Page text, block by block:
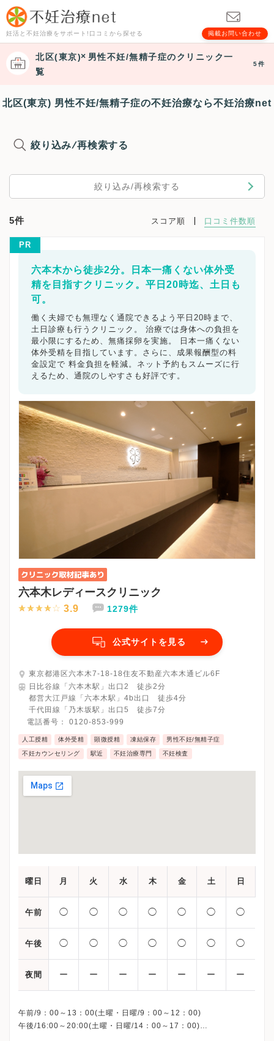
妊活と不妊治療をサポート!口コミから探せる 掲載お問い合わせ
北区(東京) 男性不妊/無精子症のクリニック一
覧
5件
北区(東京) 男性不妊/無精子症の不妊治療なら不妊治療net
絞り込み/再検索する
絞り込み/再検索する
5件 スコア順 口コミ件数順
PR
六本木から徒歩2分。日本一痛くない体外受
精を目指すクリニック。平日20時迄、土日も
可。
働く夫婦でも無理なく通院できるよう平日20時まで、
土日診療も行うクリニック。 治療では身体への負担を
最小限にするため、無痛採卵を実施。 日本一痛くない
体外受精を目指しています。さらに、成果報酬型の料
金設定で 料金負担を軽減。ネット予約もスムーズに行
えるため、通院のしやすさも好評です。
六本木レディースクリニック
3.9 1279件
公式サイトを見る
東京都港区六本木7-18-18住友不動産六本木通ビル6F
日比谷線「六本木駅」出口2 徒歩2分
都営大江戸線「六本木駅」4b出口 徒歩4分
千代田線「乃木坂駅」出口5 徒歩7分
電話番号： 0120-853-999
人工授精 体外受精 顕微授精 凍結保存 男性不妊/無精子症
不妊カウンセリング 駅近 不妊治療専門 不妊検査
曜日 月 火 水 木 金 土 日
午前 ◯ ◯ ◯ ◯ ◯ ◯ ◯
午後 ◯ ◯ ◯ ◯ ◯ ◯ ◯
夜間 ー ー ー ー ー ー ー
午前/9：00～13：00(土曜・日曜/9：00～12：00)
午後/16:00～20:00(土曜・日曜/14：00～17：00)